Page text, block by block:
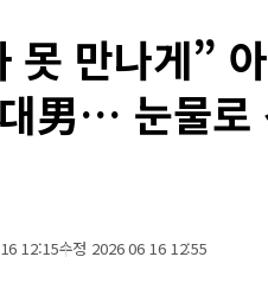
못 만나게”
男… 눈물로
12:15수정 2026 06 16 12:55